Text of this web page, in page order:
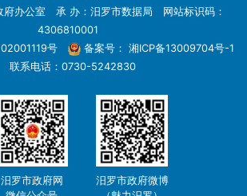
府办公室 承 办：汨罗市数据局 网站标识码：
4306810001
号
备案号： 湘ICP备13009704号-1
联系电话：0730-5242830
汨罗市政府网
汨罗市政府微博